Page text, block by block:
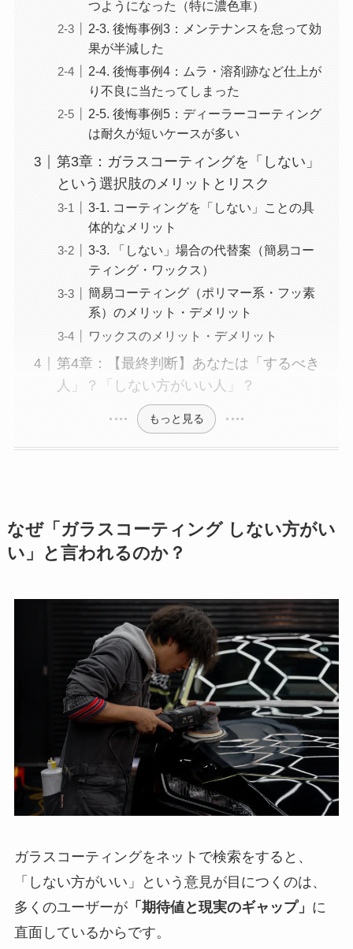
つようになった（特に濃色車）
2-3. 後悔事例3：メンテナンスを怠って効
果が半減した
2-4. 後悔事例4：ムラ・溶剤跡など仕上が
り不良に当たってしまった
2-5. 後悔事例5：ディーラーコーティング
は耐久が短いケースが多い
第3章：ガラスコーティングを「しない」
という選択肢のメリットとリスク
3-1. コーティングを「しない」ことの具
体的なメリット
3-3. 「しない」場合の代替案（簡易コー
ティング・ワックス）
簡易コーティング（ポリマー系・フッ素
系）のメリット・デメリット
ワックスのメリット・デメリット
第4章：【最終判断】あなたは「するべき
人」？「しない方がいい人」？
もっと見る
なぜ「ガラスコーティング しない方がい
い」と言われるのか？
ガラスコーティングをネットで検索をすると、
「しない方がいい」という意見が目につくのは、
多くのユーザーが「期待値と現実のギャップ」 に
直面しているからです。